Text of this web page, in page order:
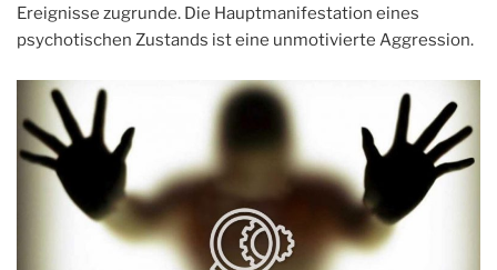
Ereignisse zugrunde. Die Hauptmanifestation eines
psychotischen Zustands ist eine unmotivierte Aggression.